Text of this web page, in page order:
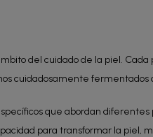
del cuidado de la piel. Cada
cuidadosamente fermentados
que abordan
para transformar la piel,